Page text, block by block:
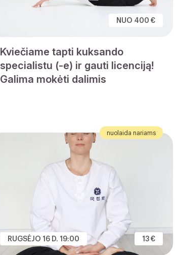
NUO 400 €
Kviečiame tapti kuksando
specialistu (-e) ir gauti licenciją!
Galima mokėti dalimis
nuolaida nariams
RUGSĖJO 16 D. 19:00 13 €